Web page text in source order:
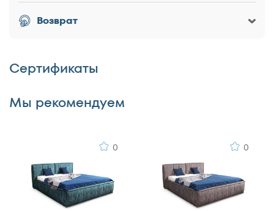
Недостатки
Возврат
Сертификаты
Мы рекомендуем
0 0